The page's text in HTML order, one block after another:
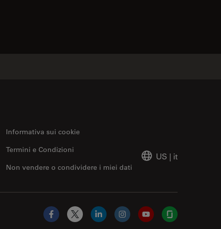
Informativa sui cookie
Non vendere o condividere i miei dati
Termini e Condizioni
US | it
Facebook
X LinkedInInstagramYouTubeGlassdoor